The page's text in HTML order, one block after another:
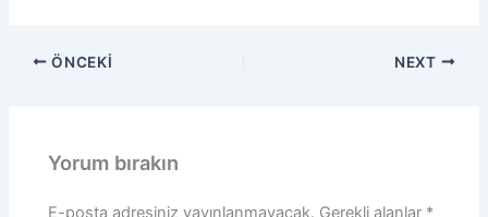
ÖNCEKI NEXT
Yorum bırakın
E-posta adresiniz yayınlanmayacak. Gerekli alanlar *